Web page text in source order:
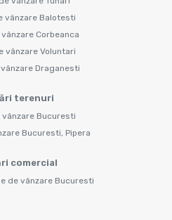
vânzare Balotesti
Corbeanca
vânzare Voluntari
Draganesti
terenuri
vânzare Bucuresti
Bucuresti, Pipera
comercial
de vânzare Bucuresti